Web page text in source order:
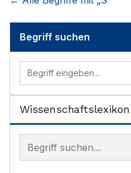
Begriff suchen
Wissenschaftslexikon
Begriff im Lexikon suchen